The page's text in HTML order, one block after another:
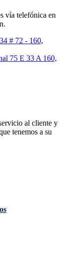
vía telefónica en
# 72 - 160,
75 E 33 A 160,
al cliente y
tenemos a su